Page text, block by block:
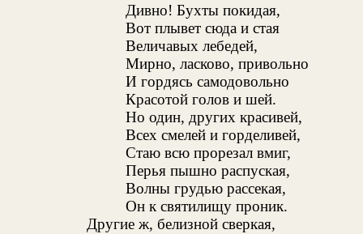
Дивно! Бухты покидая,
Вот плывет сюда и стая
Величавых лебедей,
Мирно, ласково, привольно
И гордясь самодовольно
Красотой голов и шей.
Но один, других красивей,
Всех смелей и горделивей,
Стаю всю прорезал вмиг,
Перья пышно распуская,
Волны грудью рассекая,
Он к святилищу проник.
Другие ж, белизной сверкая,